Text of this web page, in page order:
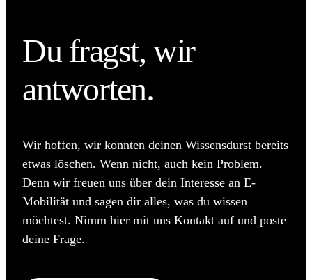
Du fragst, wir
antworten.
Wir hoffen, wir konnten deinen Wissensdurst bereits
etwas löschen. Wenn nicht, auch kein Problem.
Denn wir freuen uns über dein Interesse an E-
Mobilität und sagen dir alles, was du wissen
möchtest. Nimm hier mit uns Kontakt auf und poste
deine Frage.